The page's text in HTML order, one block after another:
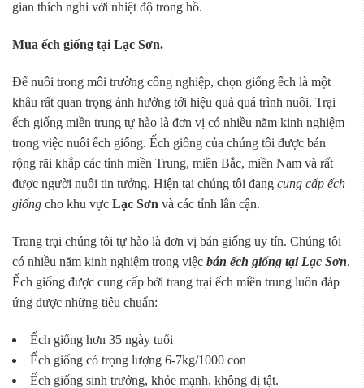
gian thích nghi với nhiệt độ trong hồ.
Mua ếch giống tại Lạc Sơn.
Để nuôi trong môi trường công nghiệp, chọn giống ếch là một
khâu rất quan trọng ảnh hưởng tới hiệu quả quá trình nuôi. Trại
ếch giống miền trung tự hào là đơn vị có nhiều năm kinh nghiệm
trong việc nuôi ếch giống. Ếch giống của chúng tôi được bán
rộng rãi khắp các tỉnh miền Trung, miền Bắc, miền Nam và rất
được người nuôi tin tưởng. Hiện tại chúng tôi đang cung cấp ếch
giống cho khu vực Lạc Sơn và các tỉnh lân cận.
Trang trại chúng tôi tự hào là đơn vị bán giống uy tín. Chúng tôi
có nhiều năm kinh nghiệm trong việc bán ếch giống tại Lạc Sơn.
Ếch giống được cung cấp bởi trang trại ếch miền trung luôn đáp
ứng được những tiêu chuẩn:
Ếch giống hơn 35 ngày tuổi
Ếch giống có trọng lượng 6-7kg/1000 con
Ếch giống sinh trưởng, khỏe mạnh, không dị tật.